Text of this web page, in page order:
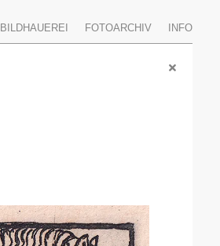
BILDHAUEREI FOTOARCHIV INFO